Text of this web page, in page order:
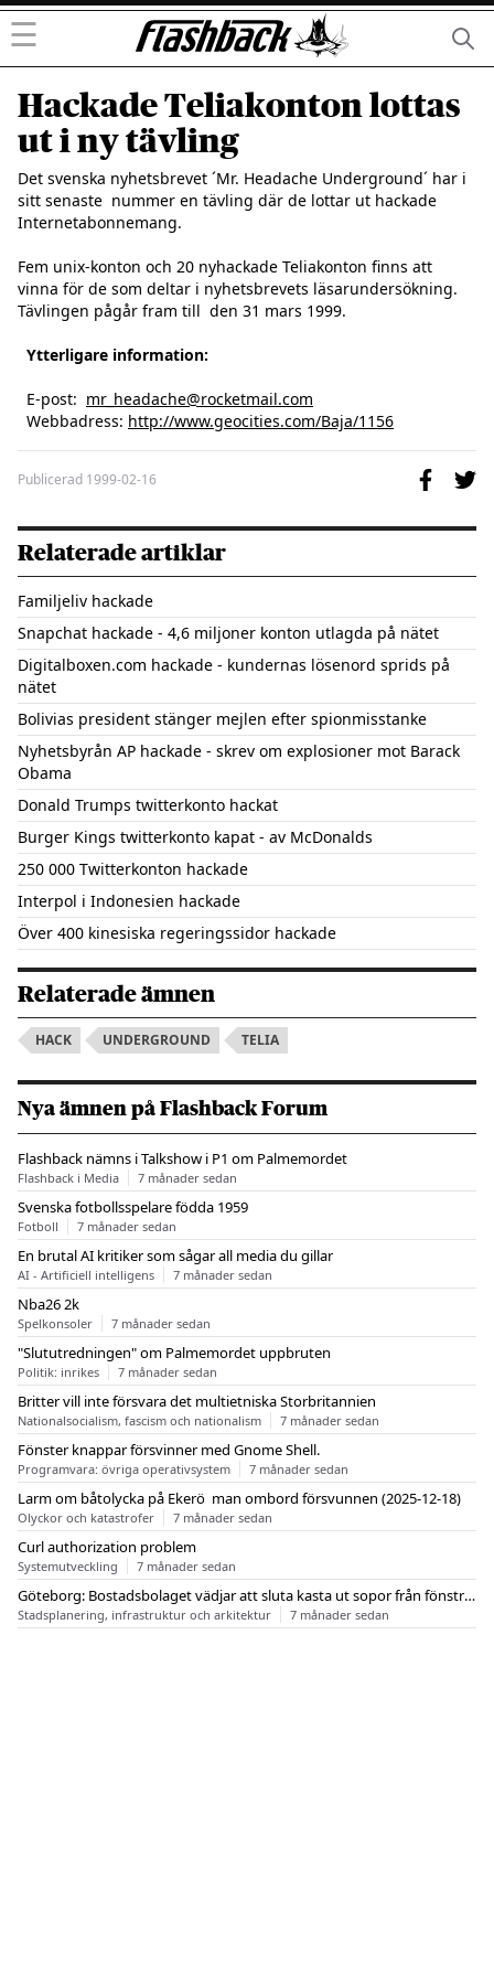
☰
Hackade Teliakonton lottas
ut i ny tävling
Det svenska nyhetsbrevet ´Mr. Headache Underground´ har i
sitt senaste  nummer en tävling där de lottar ut hackade
Internetabonnemang.
Fem unix-konton och 20 nyhackade Teliakonton finns att
vinna för de som deltar i nyhetsbrevets läsarundersökning.
Tävlingen pågår fram till  den 31 mars 1999.
Ytterligare information:
  E-post:
mr_headache@rocketmail.com
  Webbadress:
http://www.geocities.com/Baja/1156
Publicerad 1999-02-16
Relaterade artiklar
Familjeliv hackade
Snapchat hackade - 4,6 miljoner konton utlagda på nätet
Digitalboxen.com hackade - kundernas lösenord sprids på
nätet
Bolivias president stänger mejlen efter spionmisstanke
Nyhetsbyrån AP hackade - skrev om explosioner mot Barack
Obama
Donald Trumps twitterkonto hackat
Burger Kings twitterkonto kapat - av McDonalds
250 000 Twitterkonton hackade
Interpol i Indonesien hackade
Över 400 kinesiska regeringssidor hackade
Relaterade ämnen
HACK UNDERGROUND TELIA
Nya ämnen på Flashback Forum
Flashback nämns i Talkshow i P1 om Palmemordet
Flashback i Media 7 månader sedan
Svenska fotbollsspelare födda 1959
Fotboll 7 månader sedan
En brutal AI kritiker som sågar all media du gillar
AI - Artificiell intelligens 7 månader sedan
Nba26 2k
Spelkonsoler 7 månader sedan
"Slututredningen" om Palmemordet uppbruten
Politik: inrikes 7 månader sedan
Britter vill inte försvara det multietniska Storbritannien
Nationalsocialism, fascism och nationalism 7 månader sedan
Fönster knappar försvinner med Gnome Shell.
Programvara: övriga operativsystem 7 månader sedan
Larm om båtolycka på Ekerö  man ombord försvunnen (2025-12-18)
Olyckor och katastrofer 7 månader sedan
Curl authorization problem
Systemutveckling 7 månader sedan
Göteborg: Bostadsbolaget vädjar att sluta kasta ut sopor från fönstren
Stadsplanering, infrastruktur och arkitektur 7 månader sedan